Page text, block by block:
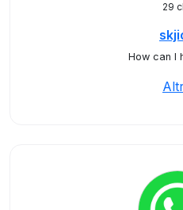
29
How can I